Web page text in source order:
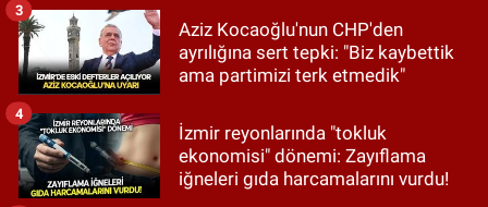
Aziz Kocaoğlu'nun CHP'den
ayrılığına sert tepki: "Biz kaybettik
ama partimizi terk etmedik"
3
İzmir reyonlarında "tokluk
ekonomisi" dönemi: Zayıflama
iğneleri gıda harcamalarını vurdu!
4